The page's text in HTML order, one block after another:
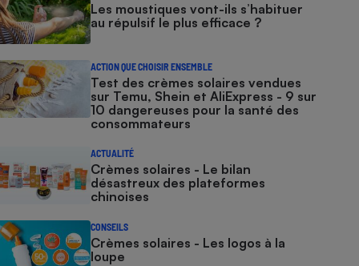
Les moustiques vont-ils s’habituer
au répulsif le plus efficace ?
ACTION QUE CHOISIR ENSEMBLE
Test des crèmes solaires vendues
sur Temu, Shein et AliExpress - 9 sur
10 dangereuses pour la santé des
consommateurs
ACTUALITÉ
Crèmes solaires - Le bilan
désastreux des plateformes
chinoises
CONSEILS
Crèmes solaires - Les logos à la
loupe